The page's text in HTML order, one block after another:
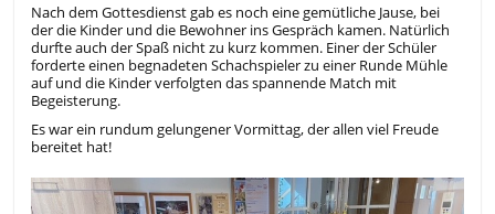
Nach dem Gottesdienst gab es noch eine gemütliche Jause, bei
der die Kinder und die Bewohner ins Gespräch kamen. Natürlich
durfte auch der Spaß nicht zu kurz kommen. Einer der Schüler
forderte einen begnadeten Schachspieler zu einer Runde Mühle
auf und die Kinder verfolgten das spannende Match mit
Begeisterung.
Es war ein rundum gelungener Vormittag, der allen viel Freude
bereitet hat!